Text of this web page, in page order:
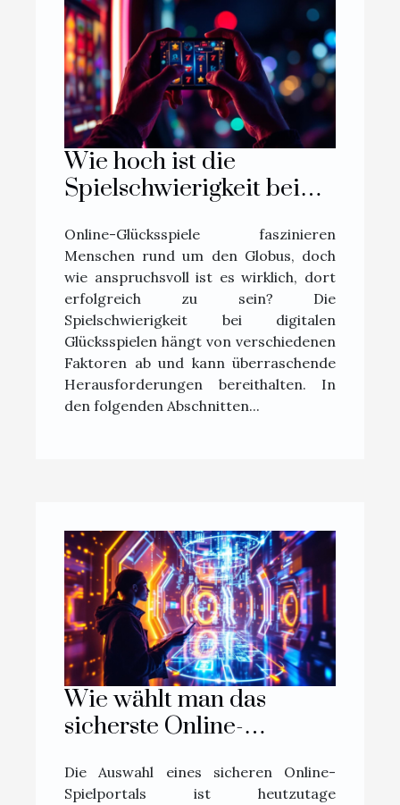
Wie hoch ist die
Spielschwierigkeit bei
Online-Glücksspiele faszinieren
Menschen rund um den Globus, doch
wie anspruchsvoll ist es wirklich, dort
erfolgreich zu sein? Die
Spielschwierigkeit bei digitalen
Glücksspielen hängt von verschiedenen
Faktoren ab und kann überraschende
Herausforderungen bereithalten. In
den folgenden Abschnitten...
Wie wählt man das
sicherste Online-
Die Auswahl eines sicheren Online-
Spielportals ist heutzutage